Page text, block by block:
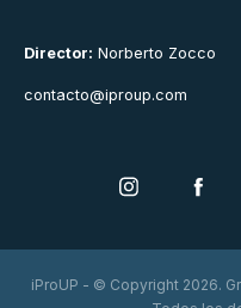
Director: Norberto Zocco
contacto@iproup.com
iProUP - © Copyright 2026.